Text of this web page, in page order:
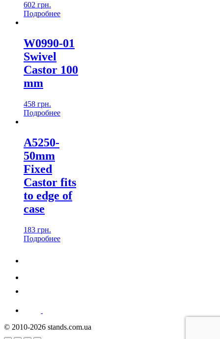
602 грн.
Подробнеe
W0990-01
Swivel
Castor 100
mm
458 грн.
Подробнеe
A5250-
50mm
Fixed
Castor fits
to edge of
case
183 грн.
Подробнеe
© 2010-2026 stands.com.ua